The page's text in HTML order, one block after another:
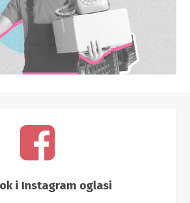
i Instagram oglasi